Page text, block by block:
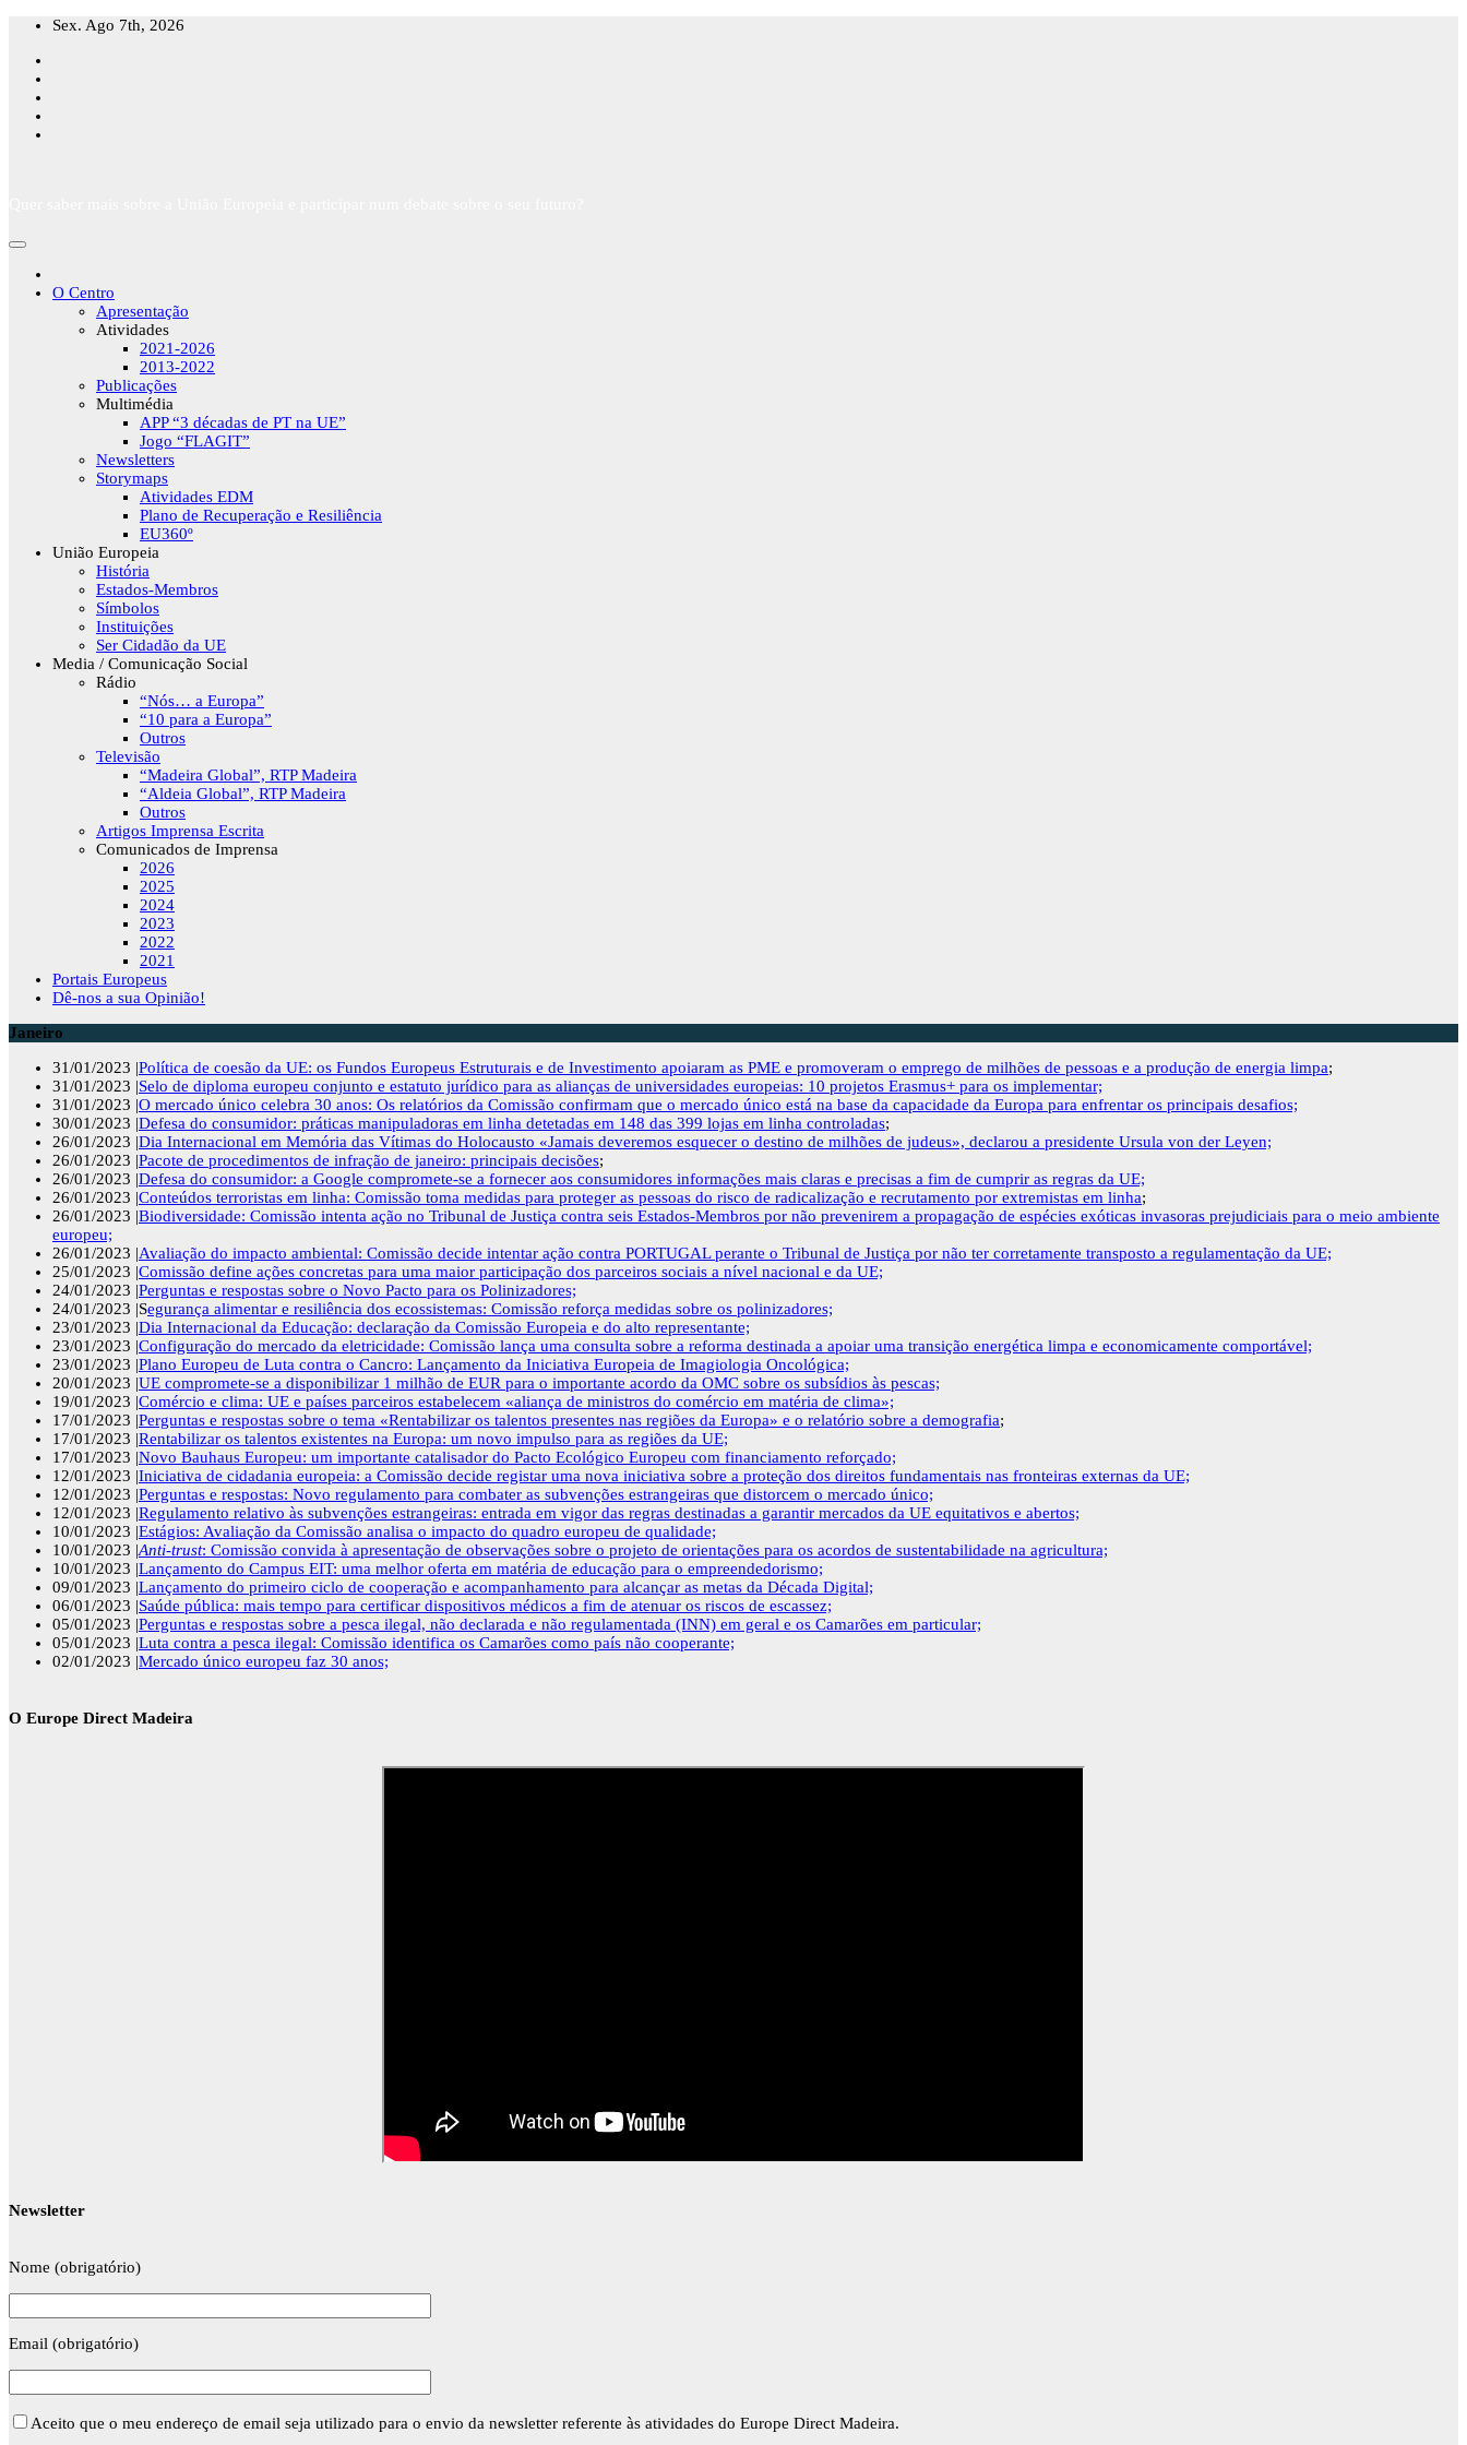
Skip
content
Sex. Ago 7th, 2026
O Centro
Apresentação
Atividades
2021-2026
2013-2022
Publicações
Multimédia
APP “3 décadas de PT na UE”
Jogo “FLAGIT”
Newsletters
Storymaps
Atividades EDM
Plano de Recuperação e Resiliência
EU360º
União Europeia
História
Estados-Membros
Símbolos
Instituições
Ser Cidadão da UE
Media / Comunicação Social
Rádio
“Nós… a Europa”
“10 para a Europa”
Outros
Televisão
“Madeira Global”, RTP Madeira
“Aldeia Global”, RTP Madeira
Outros
Artigos Imprensa Escrita
Comunicados de Imprensa
2026
2025
2024
2023
2022
2021
Portais Europeus
Dê-nos a sua Opinião!
Janeiro
31/01/2023 |Política de coesão da UE: os Fundos Europeus Estruturais e de Investimento apoiaram as PME e promoveram o emprego de milhões de pessoas e a produção de energia limpa;
31/01/2023 |Selo de diploma europeu conjunto e estatuto jurídico para as alianças de universidades europeias: 10 projetos Erasmus+ para os implementar;
31/01/2023 |O mercado único celebra 30 anos: Os relatórios da Comissão confirmam que o mercado único está na base da capacidade da Europa para enfrentar os principais desafios;
30/01/2023 |Defesa do consumidor: práticas manipuladoras em linha detetadas em 148 das 399 lojas em linha controladas;
26/01/2023 |Dia Internacional em Memória das Vítimas do Holocausto «Jamais deveremos esquecer o destino de milhões de judeus», declarou a presidente Ursula von der Leyen;
26/01/2023 |Pacote de procedimentos de infração de janeiro: principais decisões;
26/01/2023 |Defesa do consumidor: a Google compromete-se a fornecer aos consumidores informações mais claras e precisas a fim de cumprir as regras da UE;
26/01/2023 |Conteúdos terroristas em linha: Comissão toma medidas para proteger as pessoas do risco de radicalização e recrutamento por extremistas em linha;
26/01/2023 |Biodiversidade: Comissão intenta ação no Tribunal de Justiça contra seis Estados-Membros por não prevenirem a propagação de espécies exóticas invasoras prejudiciais para o meio ambiente
europeu;
26/01/2023 |Avaliação do impacto ambiental: Comissão decide intentar ação contra PORTUGAL perante o Tribunal de Justiça por não ter corretamente transposto a regulamentação da UE;
25/01/2023 |Comissão define ações concretas para uma maior participação dos parceiros sociais a nível nacional e da UE;
24/01/2023 |Perguntas e respostas sobre o Novo Pacto para os Polinizadores;
24/01/2023 |Segurança alimentar e resiliência dos ecossistemas: Comissão reforça medidas sobre os polinizadores;
23/01/2023 |Dia Internacional da Educação: declaração da Comissão Europeia e do alto representante;
23/01/2023 |Configuração do mercado da eletricidade: Comissão lança uma consulta sobre a reforma destinada a apoiar uma transição energética limpa e economicamente comportável;
23/01/2023 |Plano Europeu de Luta contra o Cancro: Lançamento da Iniciativa Europeia de Imagiologia Oncológica;
20/01/2023 |UE compromete-se a disponibilizar 1 milhão de EUR para o importante acordo da OMC sobre os subsídios às pescas;
19/01/2023 |Comércio e clima: UE e países parceiros estabelecem «aliança de ministros do comércio em matéria de clima»;
17/01/2023 |Perguntas e respostas sobre o tema «Rentabilizar os talentos presentes nas regiões da Europa» e o relatório sobre a demografia;
17/01/2023 |Rentabilizar os talentos existentes na Europa: um novo impulso para as regiões da UE;
17/01/2023 |Novo Bauhaus Europeu: um importante catalisador do Pacto Ecológico Europeu com financiamento reforçado;
12/01/2023 |Iniciativa de cidadania europeia: a Comissão decide registar uma nova iniciativa sobre a proteção dos direitos fundamentais nas fronteiras externas da UE;
12/01/2023 |Perguntas e respostas: Novo regulamento para combater as subvenções estrangeiras que distorcem o mercado único;
12/01/2023 |Regulamento relativo às subvenções estrangeiras: entrada em vigor das regras destinadas a garantir mercados da UE equitativos e abertos;
10/01/2023 |Estágios: Avaliação da Comissão analisa o impacto do quadro europeu de qualidade;
10/01/2023 |Anti-trust: Comissão convida à apresentação de observações sobre o projeto de orientações para os acordos de sustentabilidade na agricultura;
10/01/2023 |Lançamento do Campus EIT: uma melhor oferta em matéria de educação para o empreendedorismo;
09/01/2023 |Lançamento do primeiro ciclo de cooperação e acompanhamento para alcançar as metas da Década Digital;
06/01/2023 |Saúde pública: mais tempo para certificar dispositivos médicos a fim de atenuar os riscos de escassez;
05/01/2023 |Perguntas e respostas sobre a pesca ilegal, não declarada e não regulamentada (INN) em geral e os Camarões em particular;
05/01/2023 |Luta contra a pesca ilegal: Comissão identifica os Camarões como país não cooperante;
02/01/2023 |Mercado único europeu faz 30 anos;
O Europe Direct Madeira
Newsletter
Nome (obrigatório)
Email (obrigatório)
Aceito que o meu endereço de email seja utilizado para o envio da newsletter referente às atividades do Europe Direct Madeira.